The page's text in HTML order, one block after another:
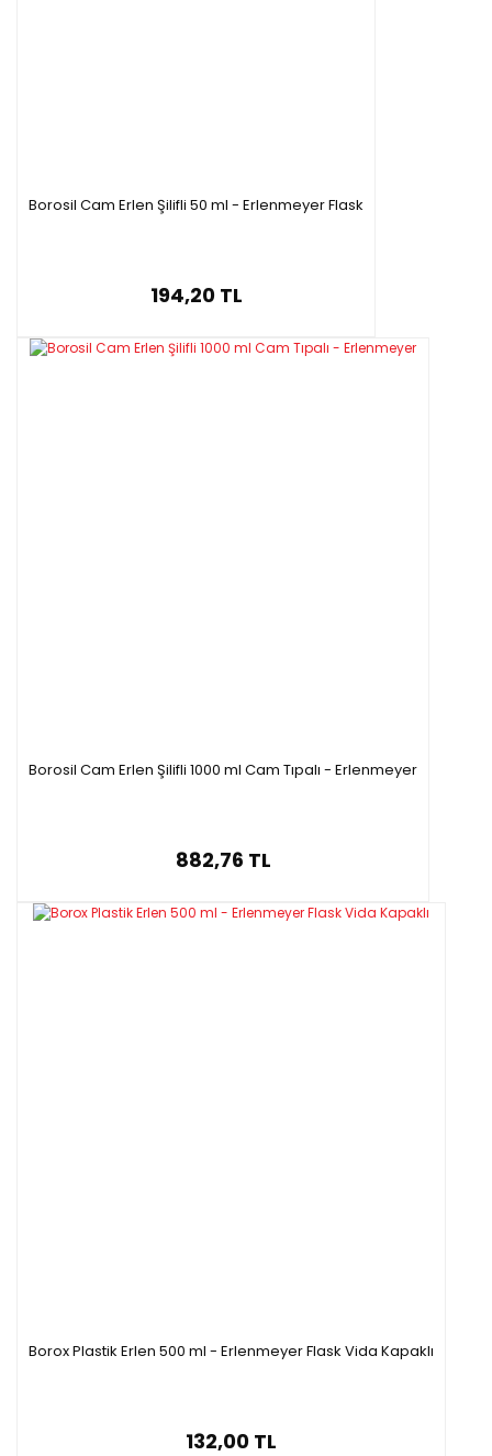
Borosil Cam Erlen Şilifli 50 ml - Erlenmeyer Flask
194,20 TL
Borosil Cam Erlen Şilifli 1000 ml Cam Tıpalı - Erlenmeyer
882,76 TL
Borox Plastik Erlen 500 ml - Erlenmeyer Flask Vida Kapaklı
132,00 TL